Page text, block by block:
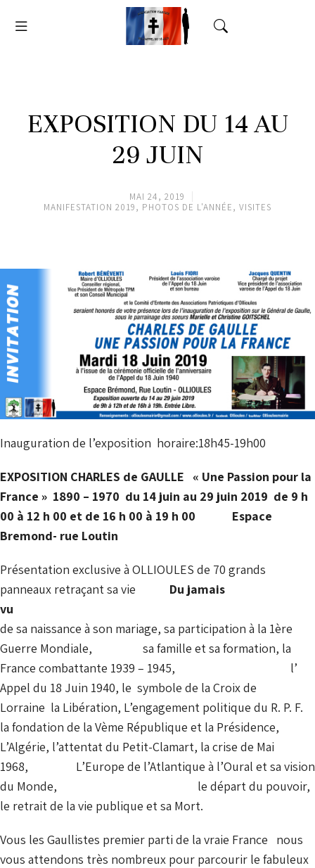
EXPOSITION DU 14 AU
29 JUIN
MAI 24, 2019
MANIFESTATION 2019, PHOTOS DE L'ANNÉE, VISITES
Inauguration de l’exposition horaire:18h45-19h00
EXPOSITION CHARLES de GAULLE « Une Passion pour la
France » 1890 – 1970 du 14 juin au 29 juin 2019 de 9 h
00 à 12 h 00 et de 16 h 00 à 19 h 00 Espace
Bremond- rue Loutin
Présentation exclusive à OLLIOULES de 70 grands
panneaux retraçant sa vie Du jamais
vu
de sa naissance à son mariage, sa participation à la 1ère
Guerre Mondiale, sa famille et sa formation, la
France combattante 1939 – 1945, l’
Appel du 18 Juin 1940, le symbole de la Croix de
Lorraine la Libération, L’engagement politique du R. P. F.
la fondation de la Vème République et la Présidence,
L’Algérie, l’attentat du Petit-Clamart, la crise de Mai
1968, L’Europe de l’Atlantique à l’Oural et sa vision
du Monde, le départ du pouvoir,
le retrait de la vie publique et sa Mort.
Vous les Gaullistes premier parti de la vraie France nous
vous attendons très nombreux pour parcourir le fabuleux